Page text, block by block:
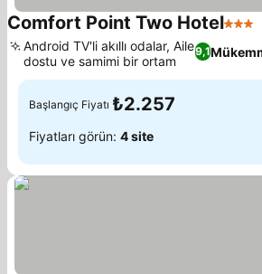
Comfort Point Two Hotel3
9,1
Android TV'li akıllı odalar, Aile
dostu ve samimi bir ortam
Başlangıç Fiyatı ₺2.257
Fiyatları görün: 4 site